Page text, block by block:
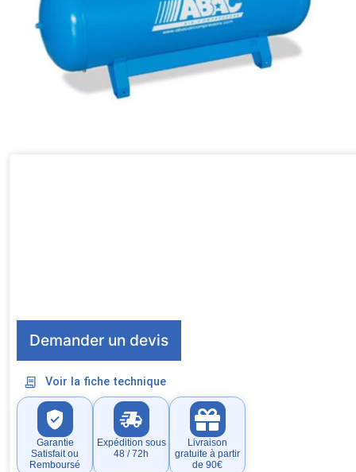
Demander un devis
Voir la fiche technique
Garantie
Satisfait ou
Remboursé
Expédition sous
48 / 72h
Livraison
gratuite à partir
de 90€